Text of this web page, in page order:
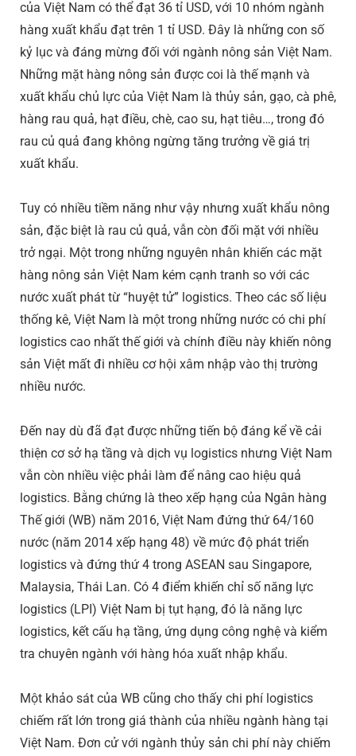
của Việt Nam có thể đạt 36 tỉ USD, với 10 nhóm ngành
hàng xuất khẩu đạt trên 1 tỉ USD. Đây là những con số
kỷ lục và đáng mừng đối với ngành nông sản Việt Nam.
Những mặt hàng nông sản được coi là thế mạnh và
xuất khẩu chủ lực của Việt Nam là thủy sản, gạo, cà phê,
hàng rau quả, hạt điều, chè, cao su, hạt tiêu…, trong đó
rau củ quả đang không ngừng tăng trưởng về giá trị
xuất khẩu.
Tuy có nhiều tiềm năng như vậy nhưng xuất khẩu nông
sản, đặc biệt là rau củ quả, vẫn còn đối mặt với nhiều
trở ngại. Một trong những nguyên nhân khiến các mặt
hàng nông sản Việt Nam kém cạnh tranh so với các
nước xuất phát từ “huyệt tử” logistics. Theo các số liệu
thống kê, Việt Nam là một trong những nước có chi phí
logistics cao nhất thế giới và chính điều này khiến nông
sản Việt mất đi nhiều cơ hội xâm nhập vào thị trường
nhiều nước.
Đến nay dù đã đạt được những tiến bộ đáng kể về cải
thiện cơ sở hạ tầng và dịch vụ logistics nhưng Việt Nam
vẫn còn nhiều việc phải làm để nâng cao hiệu quả
logistics. Bằng chứng là theo xếp hạng của Ngân hàng
Thế giới (WB) năm 2016, Việt Nam đứng thứ 64/160
nước (năm 2014 xếp hạng 48) về mức độ phát triển
logistics và đứng thứ 4 trong ASEAN sau Singapore,
Malaysia, Thái Lan. Có 4 điểm khiến chỉ số năng lực
logistics (LPI) Việt Nam bị tụt hạng, đó là năng lực
logistics, kết cấu hạ tầng, ứng dụng công nghệ và kiểm
tra chuyên ngành với hàng hóa xuất nhập khẩu.
Một khảo sát của WB cũng cho thấy chi phí logistics
chiếm rất lớn trong giá thành của nhiều ngành hàng tại
Việt Nam. Đơn cử với ngành thủy sản chi phí này chiếm